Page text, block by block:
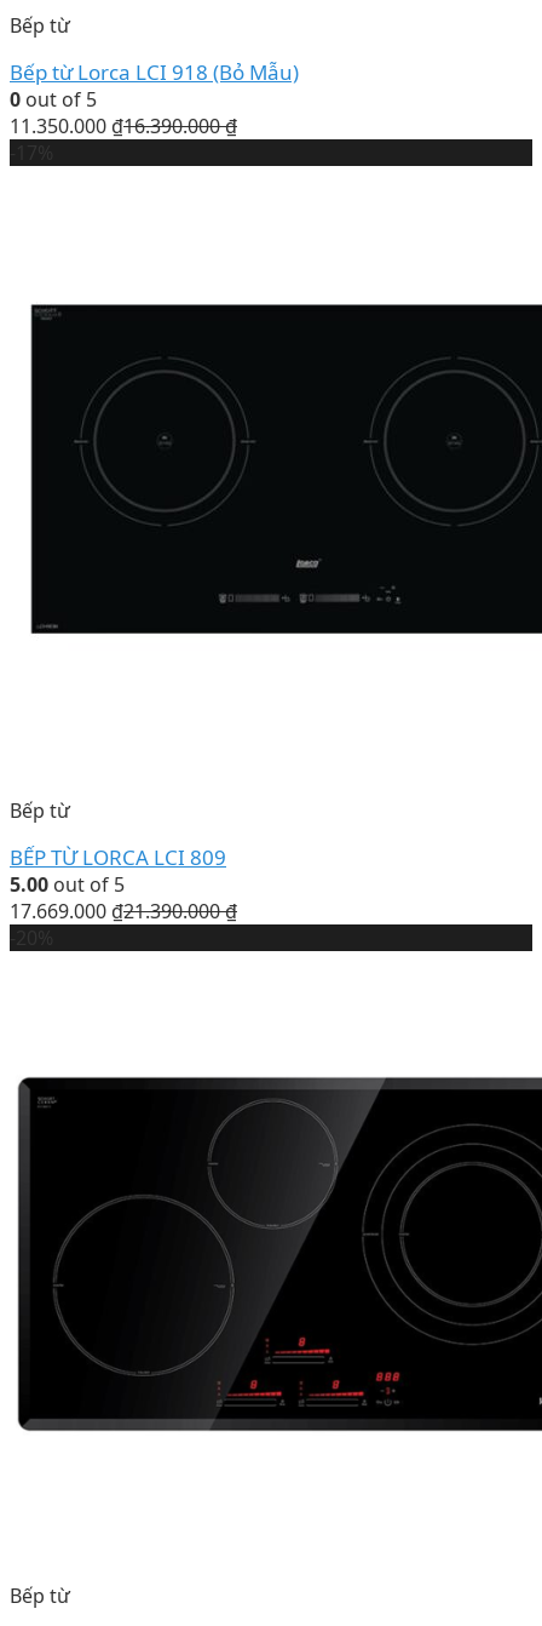
Bếp từ
Bếp từ Lorca LCI 918 (Bỏ Mẫu)
0 out of 5
11.350.000 ₫16.390.000₫
Bếp từ
BẾP TỪ LORCA LCI 809
5.00 out of 5
17.669.000 ₫21.390.000₫
Bếp từ